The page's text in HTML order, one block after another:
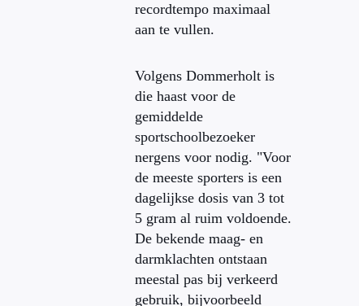
recordtempo maximaal
aan te vullen.
Volgens Dommerholt is
die haast voor de
gemiddelde
sportschoolbezoeker
nergens voor nodig. "Voor
de meeste sporters is een
dagelijkse dosis van 3 tot
5 gram al ruim voldoende.
De bekende maag- en
darmklachten ontstaan
meestal pas bij verkeerd
gebruik, bijvoorbeeld